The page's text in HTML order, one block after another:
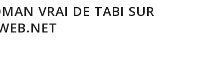
VRAI DE TABI SUR